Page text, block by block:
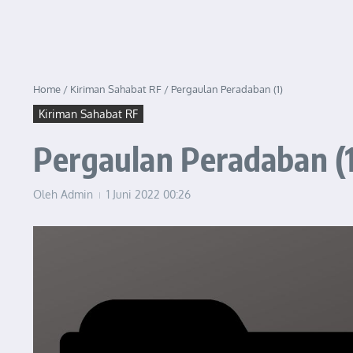
Home / Kiriman Sahabat RF / Pergaulan Peradaban (1)
Kiriman Sahabat RF
Pergaulan Peradaban
Oleh Admin 1 Juni 2022 00:26